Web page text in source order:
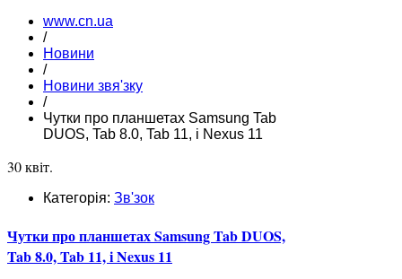
www.cn.ua
/
Новини
/
Новини звя'зку
/
Чутки про планшетах Samsung Tab
DUOS, Tab 8.0, Tab 11, і Nexus 11
30 квіт.
Категорія: Зв'зок
Чутки про планшетах Samsung Tab DUOS,
Tab 8.0, Tab 11, і Nexus 11